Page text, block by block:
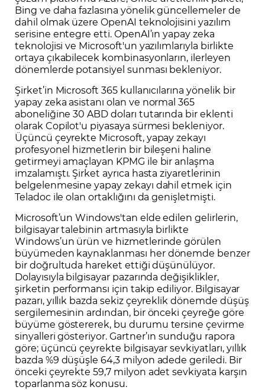
Bing ve daha fazlasına yönelik güncellemeler de
dahil olmak üzere OpenAI teknolojisini yazılım
serisine entegre etti. OpenAI’ın yapay zeka
teknolojisi ve Microsoft'un yazılımlarıyla birlikte
ortaya çıkabilecek kombinasyonların, ilerleyen
dönemlerde potansiyel sunması bekleniyor.
Şirket’in Microsoft 365 kullanıcılarına yönelik bir
yapay zeka asistanı olan ve normal 365
aboneliğine 30 ABD doları tutarında bir eklenti
olarak Copilot'u piyasaya sürmesi bekleniyor.
Üçüncü çeyrekte Microsoft, yapay zekayı
profesyonel hizmetlerin bir bileşeni haline
getirmeyi amaçlayan KPMG ile bir anlaşma
imzalamıştı. Şirket ayrıca hasta ziyaretlerinin
belgelenmesine yapay zekayı dahil etmek için
Teladoc ile olan ortaklığını da genişletmişti.
Microsoft’un Windows'tan elde edilen gelirlerin,
bilgisayar talebinin artmasıyla birlikte
Windows’un ürün ve hizmetlerinde görülen
büyümeden kaynaklanması her dönemde benzer
bir doğrultuda hareket ettiği düşünülüyor.
Dolayısıyla bilgisayar pazarında değişiklikler,
şirketin performansı için takip ediliyor. Bilgisayar
pazarı, yıllık bazda sekiz çeyreklik dönemde düşüş
sergilemesinin ardından, bir önceki çeyreğe göre
büyüme göstererek, bu durumu tersine çevirme
sinyalleri gösteriyor. Gartner’ın sunduğu rapora
göre; üçüncü çeyrekte bilgisayar sevkiyatları, yıllık
bazda %9 düşüşle 64,3 milyon adede geriledi. Bir
önceki çeyrekte 59,7 milyon adet sevkiyata karşın
toparlanma söz konusu.